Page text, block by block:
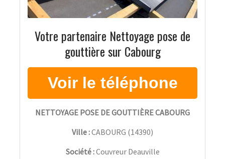
Votre partenaire Nettoyage pose de
gouttière sur Cabourg
NETTOYAGE POSE DE GOUTTIÈRE CABOURG
Ville :CABOURG (14390)
Société :Couvreur Deauville